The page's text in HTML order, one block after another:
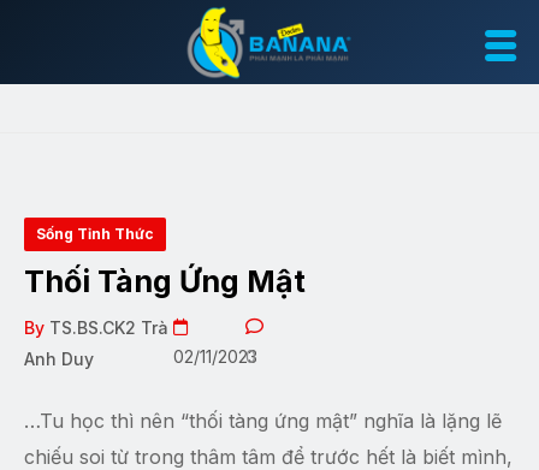
Sống Tỉnh Thức
Thối Tàng Ứng Mật
By TS.BS.CK2 Trà
Anh Duy
02/11/2023
0
…Tu học thì nên “thối tàng ứng mật” nghĩa là lặng lẽ
chiếu soi từ trong thâm tâm để trước hết là biết mình,